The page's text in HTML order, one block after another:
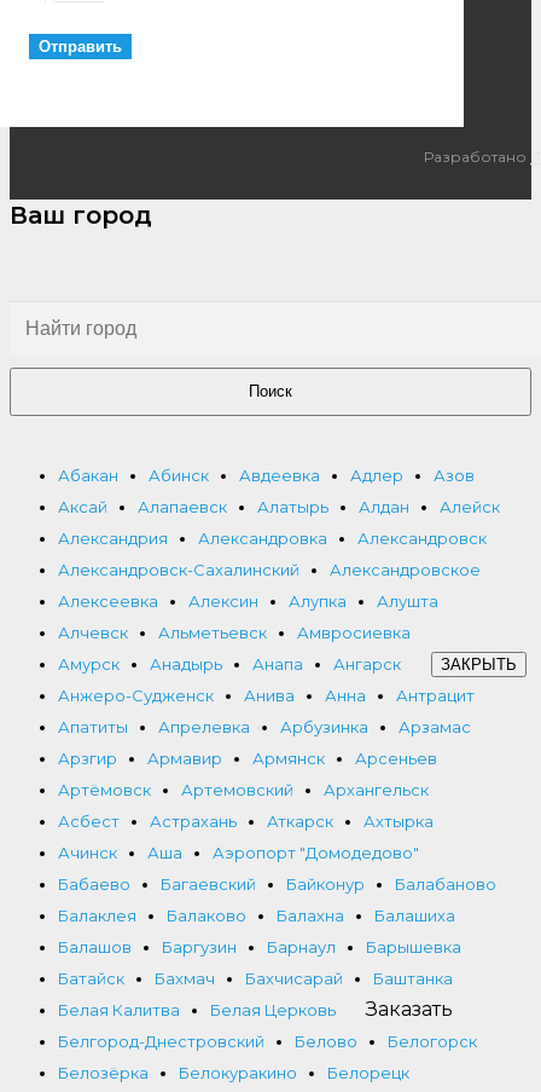
Разработано
Ваш город
Поиск
Абакан Абинск Авдеевка Адлер
Азов
Аксай
Алапаевск Алатырь Алдан
Алейск
Александрия
Александровка
Александровск
Александровск-Сахалинский
Александровское
Алексеевка
Алексин Алупка
Алушта
Алчевск
Альметьевск
Амвросиевка
Амурск
Анадырь Анапа
Ангарск
Анжеро-Судженск
Анива Анна
Антрацит
Апатиты
Апрелевка Арбузинка
Арзамас
Арзгир
Армавир Армянск
Арсеньев
Артёмовск
Артемовский
Архангельск
Асбест
Астрахань Аткарск
Ахтырка
Ачинск
Аша
Аэропорт "Домодедово"
Бабаево
Багаевский Байконур
Балабаново
Балаклея
Балаково Балахна
Балашиха
Балашов
Баргузин Барнаул
Барышевка
Батайск
Бахмач Бахчисарай
Баштанка
Белая Калитва
Белая Церковь
Белгород-Днестровский
Белово
Белогорск
Белозёрка
Белокуракино
Белорецк
ЗАКРЫТЬ
Заказать